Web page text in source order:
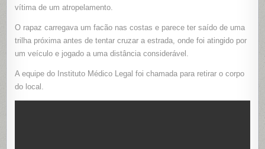
vítima de um atropelamento.
O rapaz carregava um facão nas costas e parece ter saído de uma
trilha próxima antes de tentar cruzar a estrada, onde foi atingido por
um veículo e jogado a uma distância considerável.
A equipe do Instituto Médico Legal foi chamada para retirar o corpo
do local.